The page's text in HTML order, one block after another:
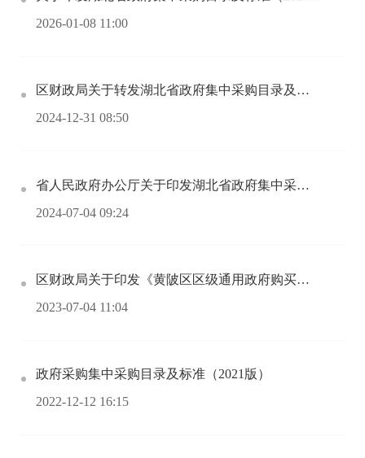
2026-01-08 11:00
区财政局关于转发湖北省政府集中采购目录及标准（2025年版）的通知
2024-12-31 08:50
省人民政府办公厅关于印发湖北省政府集中采购目录及标准（2021年版）的通知
2024-07-04 09:24
区财政局关于印发《黄陂区区级通用政府购买服务指导性目录（2023年版）》的通知
2023-07-04 11:04
政府采购集中采购目录及标准（2021版）
2022-12-12 16:15